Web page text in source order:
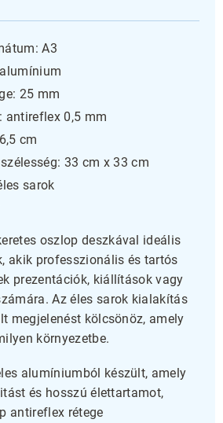
A3
25 mm
antireflex 0,5 mm
cm
33 cm x 33 cm
sarok
oszlop deszkával ideális
akik professzionális és tartós
prezentációk, kiállítások vagy
Az éles sarok kialakítás
megjelenést kölcsönöz, amely
környezetbe.
alumíniumból készült, amely
és hosszú élettartamot,
antireflex rétege